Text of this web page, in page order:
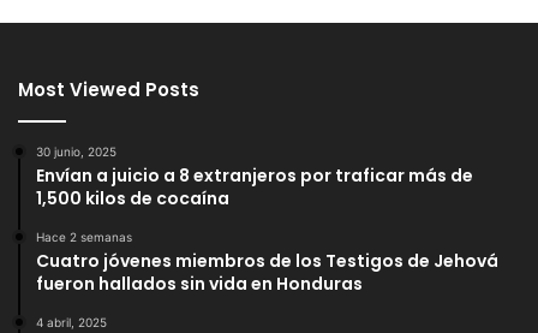
Most Viewed Posts
30 junio, 2025
Envían a juicio a 8 extranjeros por traficar más de
1,500 kilos de cocaína
Hace 2 semanas
Cuatro jóvenes miembros de los Testigos de Jehová
fueron hallados sin vida en Honduras
4 abril, 2025